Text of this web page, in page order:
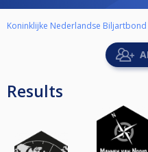
Koninklijke Nederlandse Biljartbond
Results